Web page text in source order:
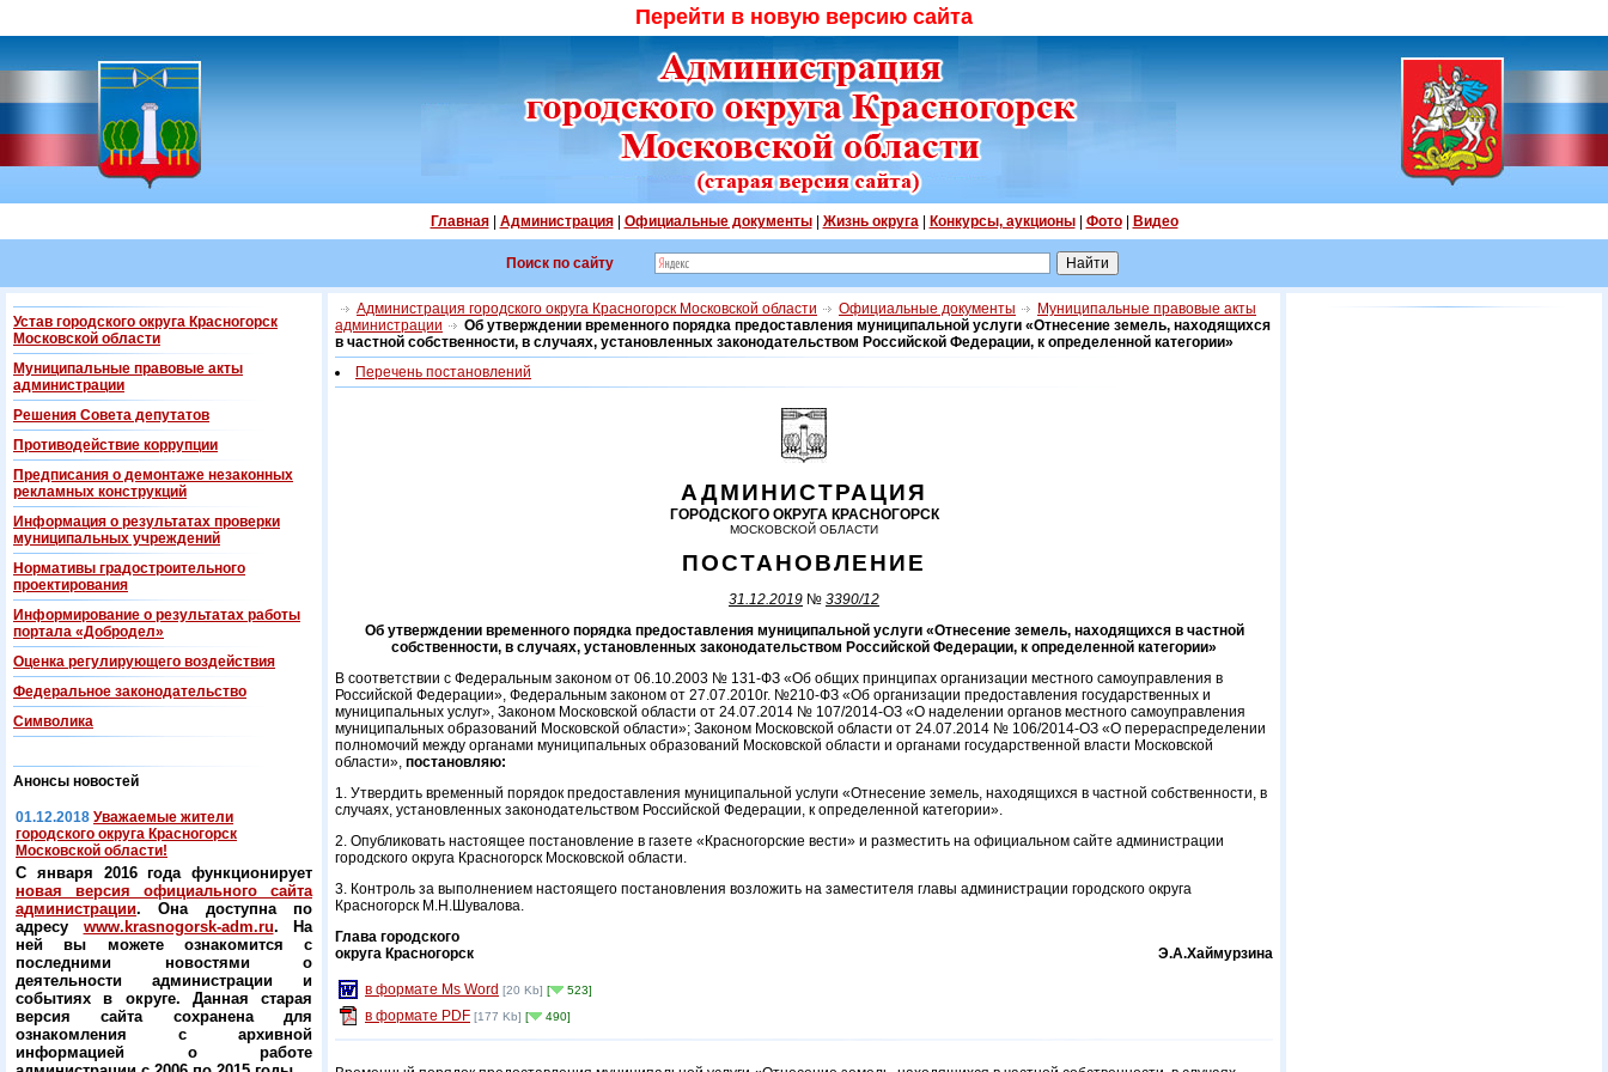
Перейти в новую версию сайта
Главная| Администрация| Официальные документы| Жизнь округа| Конкурсы, аукционы| Фото| Видео
Поиск по сайту
Устав городского округа Красногорск
Московской области
Муниципальные правовые акты
администрации
Решения Совета депутатов
Противодействие коррупции
Предписания о демонтаже незаконных
рекламных конструкций
Информация о результатах проверки
муниципальных учреждений
Нормативы градостроительного
проектирования
Информирование о результатах работы
портала «Добродел»
Оценка регулирующего воздействия
Федеральнoe законодательство
Символика
Анонсы новостей
01.12.2018 Уважаемые жители
городского округа Красногорск
Московской области!
С января 2016 года функционирует
новая версия официального сайта
администрации. Она доступна по
адресу www.krasnogorsk-adm.ru. На
ней вы можете ознакомится с
последними новостями о
деятельности администрации и
событиях в округе. Данная старая
версия сайта сохранена для
ознакомления с архивной
информацией о работе
Администрация городского округа Красногорск Московской области Официальные документы
Муниципальные правовые акты
администрации
Об утверждении временного порядка предоставления муниципальной услуги «Отнесение земель, находящихся
в частной собственности, в случаях, установленных законодательством Российской Федерации, к определенной категории»
Перечень постановлений
АДМИНИСТРАЦИЯ
ГОРОДСКОГО ОКРУГА КРАСНОГОРСК
МОСКОВСКОЙ ОБЛАСТИ
ПОСТАНОВЛЕНИЕ
31.12.2019 № 3390/12
Об утверждении временного порядка предоставления муниципальной услуги «Отнесение земель, находящихся в частной
собственности, в случаях, установленных законодательством Российской Федерации, к определенной категории»
В соответствии с Федеральным законом от 06.10.2003 № 131-ФЗ «Об общих принципах организации местного самоуправления в
Российской Федерации», Федеральным законом от 27.07.2010г. №210-ФЗ «Об организации предоставления государственных и
муниципальных услуг», Законом Московской области от 24.07.2014 № 107/2014-ОЗ «О наделении органов местного самоуправления
муниципальных образований Московской области»; Законом Московской области от 24.07.2014 № 106/2014-ОЗ «О перераспределении
полномочий между органами муниципальных образований Московской области и органами государственной власти Московской
области», постановляю:
1. Утвердить временный порядок предоставления муниципальной услуги «Отнесение земель, находящихся в частной собственности, в
случаях, установленных законодательством Российской Федерации, к определенной категории».
2. Опубликовать настоящее постановление в газете «Красногорские вести» и разместить на официальном сайте администрации
городского округа Красногорск Московской области.
3. Контроль за выполнением настоящего постановления возложить на заместителя главы администрации городского округа
Красногорск М.Н.Шувалова.
Глава городского
округа Красногорск
Э.А.Хаймурзина
в формате Ms Word [20 Kb] [ 523]
в формате PDF [177 Kb] [ 490]